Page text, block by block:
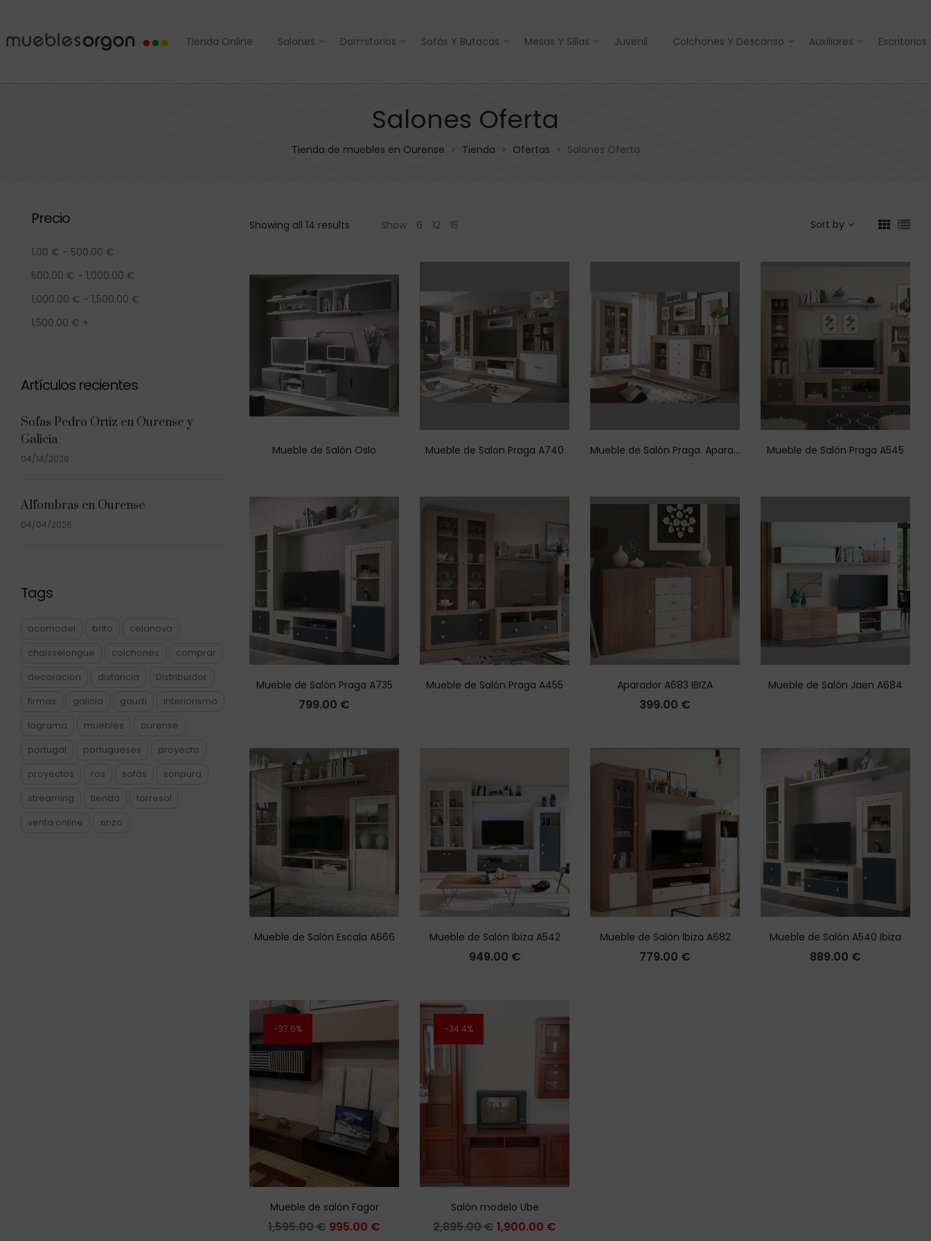
Tienda Online Salones Dormitorios Sofás Y Butacas Mesas Y Sillas Juvenil Colchones Y Descanso Auxiliares
Salones Oferta
Tienda de muebles en Ourense > Tienda > Ofertas > Salones Oferta
Showing all 14 results Show 6 12 15 Sort by
Mueble de Salón Oslo Mueble de Salon Praga A740 Mueble de Salón Praga. Aparador y Vitrina Mueble de Salón Praga A545
Mueble de Salón Praga A735
799.00 €
Mueble de Salón Praga A455 Aparador A683 IBIZA
399.00 €
Mueble de Salón Jaen A684
Mueble de Salón Escala A666 Mueble de Salón Ibiza A542
949.00 €
Mueble de Salón Ibiza A682
779.00 €
Mueble de Salón A540 Ibiza
889.00 €
37.6%
Mueble de salón Fagor
1,595.00€ 995.00 €
34.4%
Salón modelo Ube
2,895.00€1,900.00 €
Precio
1.00 € - 500.00 €
500.00 € - 1,000.00 €
1,000.00 € - 1,500.00 €
1,500.00 € +
Artículos recientes
Sofas Pedro Ortiz en Ourense y
Galicia
04/14/2026
Alfombras en Ourense
04/04/2026
Tags
acomodel brito
celanova
chaisselongue
colchones
comprar
decoracion
distancia
Distribuidor
firmas
galicia gaudí
interiorismo
lagrama
muebles
ourense
portugal
portugueses
proyecto
proyectos
ros sofás
sonpura
streaming
tienda
torresol
venta online
xinzo